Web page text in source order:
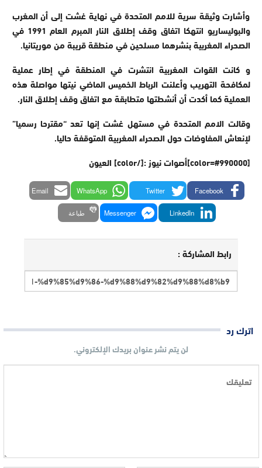
وأشارت وثيقة سرية للامم المتحدة في نهاية غشت إلى أن المغرب
والبوليساريو انتهكا اتفاق وقف إطلاق النار المبرم العام 1991 في
الصحراء المغربية بنشرهما مسلحين في منطقة قريبة من موريتانيا.
و كانت القوات المغربية انتشرت في المنطقة في إطار عملية
لمكافحة التهريب وأعلنت الرباط الخميس الماضي نيتها مواصلة هذه
العملية كما أكدت أن أنشطتها متطابقة مع اتفاق وقف إطلاق النار.
وقالت الامم المتحدة في مستهل غشت إنها تعد “مقترحا رسميا”
لإنعاش المفاوضات حول الصحراء المغربية المتوقفة حاليا.
[color=#990000]أصوات نيوز :[/color] العيون
Facebook
Twitter
WhatsApp
Email
LinkedIn
Messenger طباعة
رابط المشاركة :
اترك رد
لن يتم نشر عنوان بريدك الإلكتروني.